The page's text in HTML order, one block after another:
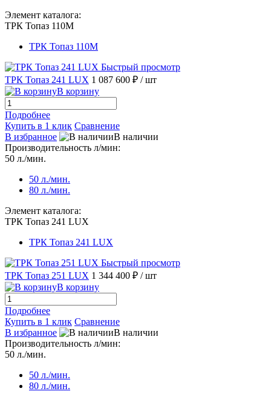
Элемент каталога:
ТРК Топаз 110М
ТРК Топаз 110М
Быстрый просмотр
ТРК Топаз 241 LUX 1 087 600 ₽ / шт
В корзину
Подробнее
Купить в 1 клик Сравнение
В избранное
В наличии
Производительность л/мин:
50 л./мин.
50 л./мин.
80 л./мин.
Элемент каталога:
ТРК Топаз 241 LUX
ТРК Топаз 241 LUX
Быстрый просмотр
ТРК Топаз 251 LUX 1 344 400 ₽ / шт
В корзину
Подробнее
Купить в 1 клик Сравнение
В избранное
В наличии
Производительность л/мин:
50 л./мин.
50 л./мин.
80 л./мин.